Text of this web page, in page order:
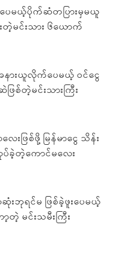
ပေမယ့်ပိုက်ဆံတပြားမှမယူ
တဲ့မင်းသား ၆ယောက်
ားယူလိုက်ပေမယ့် ဝင်ငွေ
ြစ်တဲ့မင်းသားကြီး
လေးဖြစ်ဖို့ မြန်မာငွေ သိန်း
ခဲ့တဲ့ကောင်မလေး
ဘုရင်မ ဖြစ်ခဲ့ဖူးပေမယ့်
မင်းသမီးကြီး